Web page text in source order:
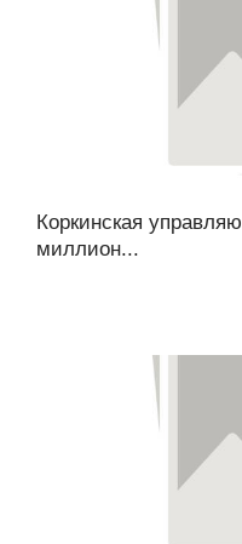
Коркинская
миллион...